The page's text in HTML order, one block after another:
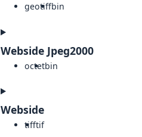
geotiffbin
Webside Jpeg2000
octetbin
Webside
tifftif